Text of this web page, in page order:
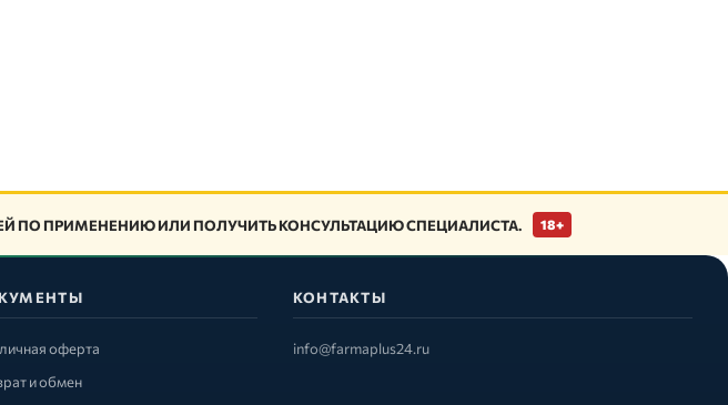
ПО ПРИМЕНЕНИЮ ИЛИ ПОЛУЧИТЬ КОНСУЛЬТАЦИЮ СПЕЦИАЛИСТА. 18+
оферта
и обмен
КОНТАКТЫ
info@farmaplus24.ru